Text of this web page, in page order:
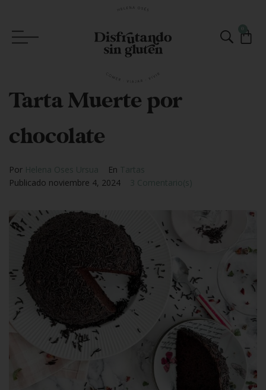
Tarta Muerte por
chocolate
Por Helena Oses Ursua En Tartas
Publicado noviembre 4, 2024 3 Comentario(s)